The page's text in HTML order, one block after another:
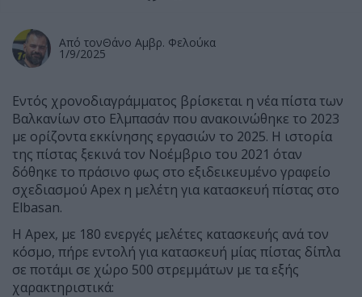
Από τονΘάνο Αμβρ. Φελούκα
1/9/2025
Εντός χρονοδιαγράμματος βρίσκεται η νέα πίστα των
Βαλκανίων στο Ελμπασάν που ανακοινώθηκε το 2023
με ορίζοντα εκκίνησης εργασιών το 2025. Η ιστορία
της πίστας ξεκινά τον Νοέμβριο του 2021 όταν
δόθηκε το πράσινο φως στο εξιδεικευμένο γραφείο
σχεδιασμού Apex η μελέτη για κατασκευή πίστας στο
Elbasan.
Η Apex, με 180 ενεργές μελέτες κατασκευής ανά τον
κόσμο, πήρε εντολή για κατασκευή μίας πίστας δίπλα
σε ποτάμι σε χώρο 500 στρεμμάτων με τα εξής
χαρακτηριστικά: